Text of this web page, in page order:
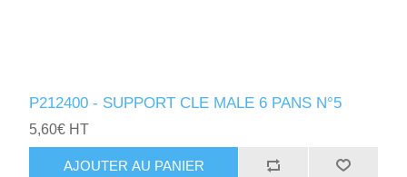
P212400 - SUPPORT CLE MALE 6 PANS N°5
5,60€ HT
AJOUTER AU PANIER